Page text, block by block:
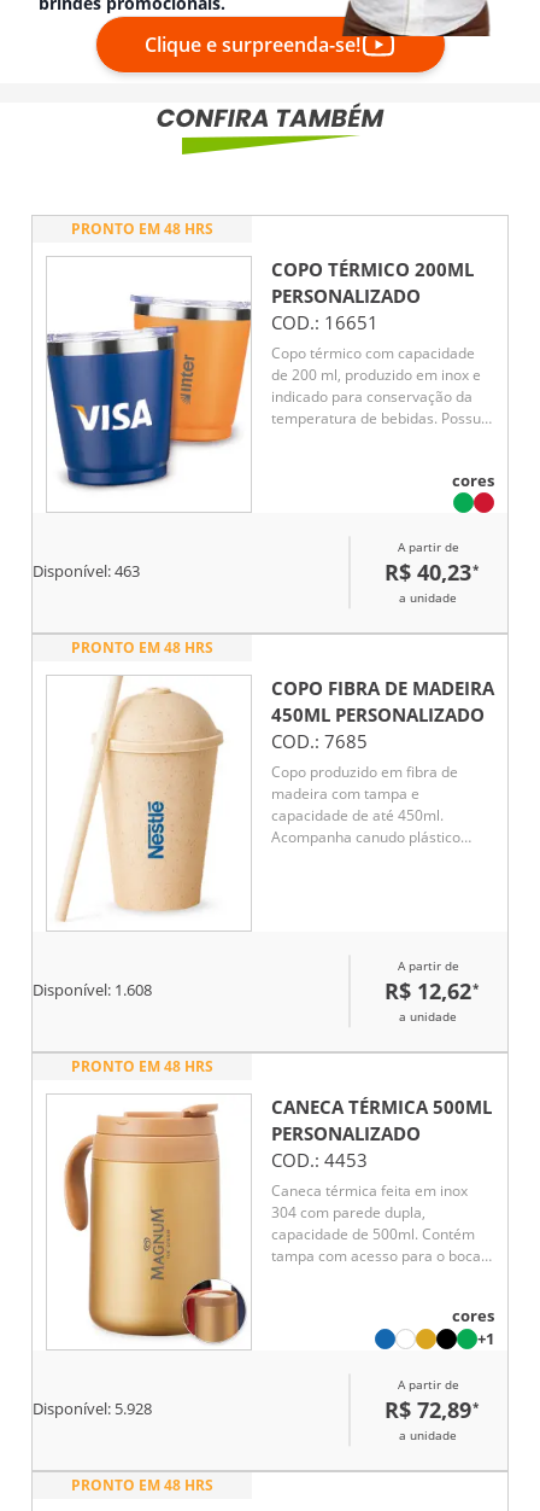
Clique e surpreenda-se!
PRONTO EM 48 HRS
COPO TÉRMICO 200ML
PERSONALIZADO
COD.: 16651
Copo térmico com capacidade
de 200 ml, produzido em inox e
indicado para conservação da
temperatura de bebidas. Possui
vedação em silicone, auxiliando
na prevenção de vazamentos e
cores
Disponível:463
A partir de
R$ 40,23*
a unidade
PRONTO EM 48 HRS
COPO FIBRA DE MADEIRA
450ML PERSONALIZADO
COD.: 7685
Copo produzido em fibra de
madeira com tampa e
capacidade de até 450ml.
Acompanha canudo plástico
Disponível: 1.608
A partir de
R$ 12,62*
a unidade
PRONTO EM 48 HRS
CANECA TÉRMICA 500ML
PERSONALIZADO
COD.: 4453
Caneca térmica feita em inox
304 com parede dupla,
capacidade de 500ml. Contém
tampa com acesso para o bocal,
cores
+1
Disponível: 5.928
A partir de
R$ 72,89*
a unidade
PRONTO EM 48 HRS